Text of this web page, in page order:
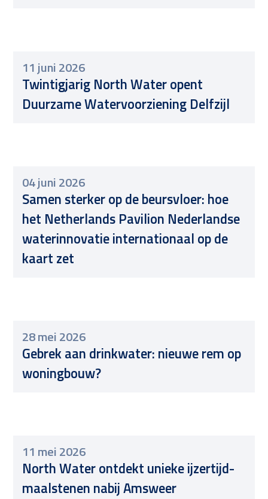
11 juni 2026
Twintigjarig North Water opent
Duurzame Watervoorziening Delfzijl
04 juni 2026
Samen sterker op de beursvloer: hoe
het Netherlands Pavilion Nederlandse
waterinnovatie internationaal op de
kaart zet
28 mei 2026
Gebrek aan drinkwater: nieuwe rem op
woningbouw?
11 mei 2026
North Water ontdekt unieke ijzertijd-
maalstenen nabij Amsweer